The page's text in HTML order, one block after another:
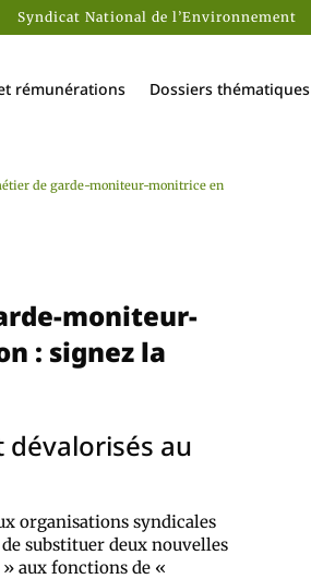
Syndicat National de l’Environnement
rémunérations Dossiers thématiques
de garde-moniteur-monitrice en
moniteur-
: signez la
au
organisations syndicales
substituer deux nouvelles
aux fonctions de «